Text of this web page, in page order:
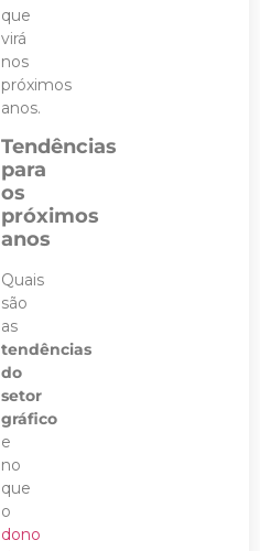
que
virá
nos
próximos
anos.
Tendências
para
os
próximos
anos
Quais
são
as
tendências
do
setor
gráfico
e
no
que
o
dono